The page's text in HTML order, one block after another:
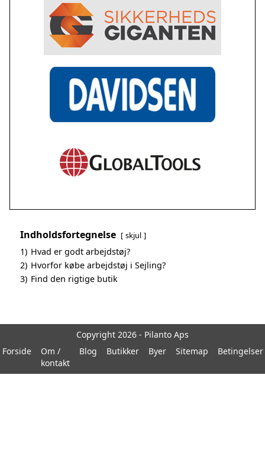
Indholdsfortegnelse skjul
1) Hvad er godt arbejdstøj?
2) Hvorfor købe arbejdstøj i Sejling?
3) Find den rigtige butik
Copyright 2026 - Pilanto Aps
Forside
Om /
kontakt
Blog Butikker Byer Sitemap Betingelser